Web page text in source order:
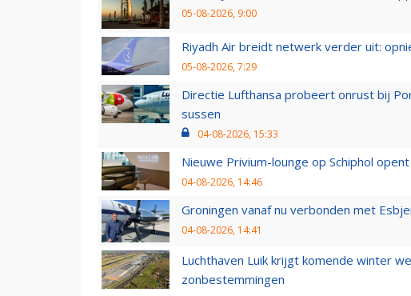
05-08-2026, 9:00
Riyadh Air breidt netwerk verder uit:
05-08-2026, 7:29
Directie Lufthansa probeert onrust bij
sussen
04-08-2026, 15:33
Nieuwe Privium-lounge op Schiphol
04-08-2026, 14:46
Groningen vanaf nu verbonden met
04-08-2026, 14:41
Luchthaven Luik krijgt komende winter
zonbestemmingen